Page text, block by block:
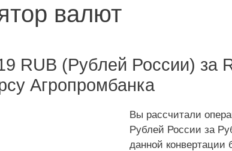
валют
RUB (Рублей России) за
Агропромбанка
Вы рассчитали
Рублей России за
данной конвертации